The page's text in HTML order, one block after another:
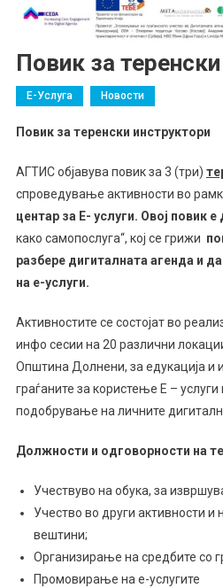
Повик за
Е-Услуга Новости
Повик за теренски инструктори
АГТИС објавува повик за 3 (три)
спроведување активности во
центарза Е- услуги. Овој повик
како самопослуга“, кој се грижи
разбередигиталната агенда и
на е-услуги.
Активностите се состојат во
инфо сесии на 20 различни
Општина Долнени, за едукација
граѓаните за користење Е –
подобрување на личните
Должности и одговорности на
Учествуво на обука, за
Учество во други активности и
вештини;
Организирање на средбите со
Промовирање на е-услугите